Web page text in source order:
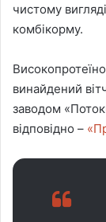
чистому
комбікорму.
винайдений
заводом
відповідно –